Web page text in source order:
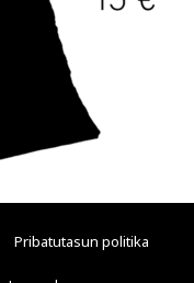
Pribatutasun politika